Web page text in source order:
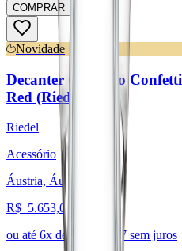
COMPRAR
Novidade
Decanter Cornetto Confetti
Red (Riedel)
Riedel
Acessório
Áustria, Áustria
R$ 5.653,01
ou até 6x de R$ 942,17 sem juros